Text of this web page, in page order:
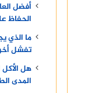
أفضل
الحفاظ
ما الذي
تفشل
هل
المدى